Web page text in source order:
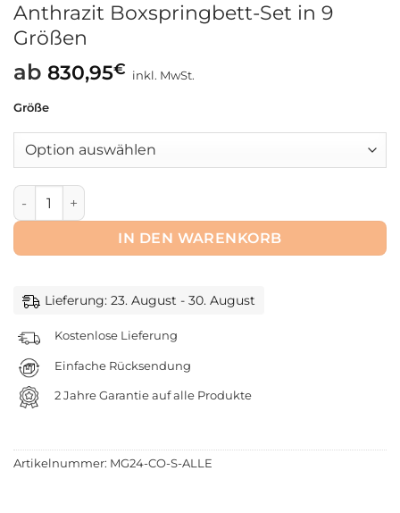
Anthrazit Boxspringbett-Set in 9
Größen
ab 830,95€ inkl. MwSt.
Größe
Anthrazit Boxspringbett-Set in 9 Größen Menge
IN DEN WARENKORB
Lieferung: 23. August - 30. August
Kostenlose Lieferung
Einfache Rücksendung
2 Jahre Garantie auf alle Produkte
Artikelnummer: MG24-CO-S-ALLE